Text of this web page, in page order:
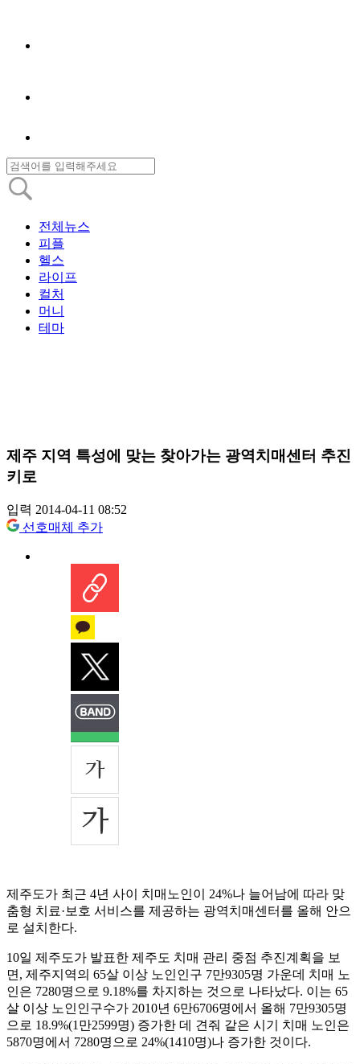
전체뉴스
피플
헬스
라이프
컬처
머니
테마
제주 지역 특성에 맞는 찾아가는 광역치매센터 추진
키로
입력 2014-04-11 08:52
선호매체 추가
제주도가 최근 4년 사이 치매노인이 24%나 늘어남에 따라 맞
춤형 치료·보호 서비스를 제공하는 광역치매센터를 올해 안으
로 설치한다.
10일 제주도가 발표한 제주도 치매 관리 중점 추진계획을 보
면, 제주지역의 65살 이상 노인인구 7만9305명 가운데 치매 노
인은 7280명으로 9.18%를 차지하는 것으로 나타났다. 이는 65
살 이상 노인인구수가 2010년 6만6706명에서 올해 7만9305명
으로 18.9%(1만2599명) 증가한 데 견줘 같은 시기 치매 노인은
5870명에서 7280명으로 24%(1410명)나 증가한 것이다.